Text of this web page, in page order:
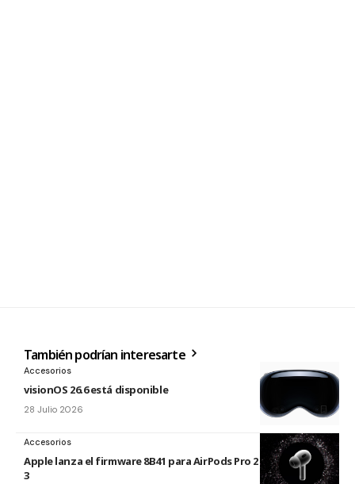
También podrían interesarte
Accesorios
visionOS 26.6 está disponible
28 Julio 2026
Accesorios
Apple lanza el firmware 8B41 para AirPods Pro 2 y AirPods Pro
3